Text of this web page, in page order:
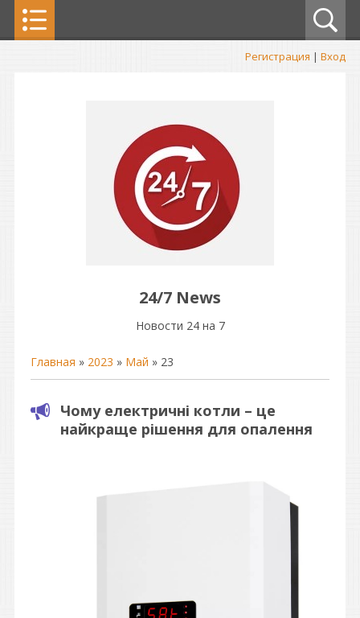
Регистрация | Вход
24/7 News
Новости 24 на 7
Главная » 2023 » Май » 23
Чому електричні котли – це
найкраще рішення для опалення